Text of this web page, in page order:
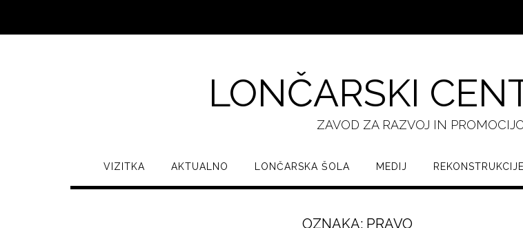
LONČARSKI
ZAVOD ZA RAZVOJ IN
VIZITKA AKTUALNO LONČARSKA ŠOLA MEDIJ REKONSTRUKCIJE
OZNAKA: PRAVO